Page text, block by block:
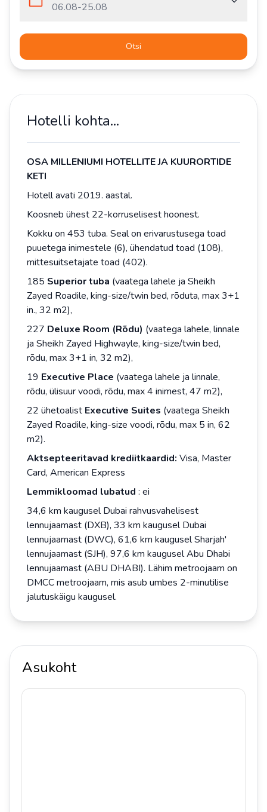
06.08-25.08
Otsi
Hotelli kohta...
OSA MILLENIUMI HOTELLITE JA KUURORTIDE
KETI
Hotell avati 2019. aastal.
Koosneb ühest 22-korruselisest hoonest.
Kokku on 453 tuba. Seal on erivarustusega toad
puuetega inimestele (6), ühendatud toad (108),
mittesuitsetajate toad (402).
185 Superior tuba (vaatega lahele ja Sheikh
Zayed Roadile, king-size/twin bed, rõduta, max 3+1
in., 32 m2),
227 Deluxe Room (Rõdu) (vaatega lahele, linnale
ja Sheikh Zayed Highwayle, king-size/twin bed,
rõdu, max 3+1 in, 32 m2),
19 Executive Place (vaatega lahele ja linnale,
rõdu, ülisuur voodi, rõdu, max 4 inimest, 47 m2),
22 ühetoalist Executive Suites (vaatega Sheikh
Zayed Roadile, king-size voodi, rõdu, max 5 in, 62
m2).
Aktsepteeritavad krediitkaardid: Visa, Master
Card, American Express
Lemmikloomad lubatud : ei
34,6 km kaugusel Dubai rahvusvahelisest
lennujaamast (DXB), 33 km kaugusel Dubai
lennujaamast (DWC), 61,6 km kaugusel Sharjah'
lennujaamast (SJH), 97,6 km kaugusel Abu Dhabi
lennujaamast (ABU DHABI). Lähim metroojaam on
DMCC metroojaam, mis asub umbes 2-minutilise
jalutuskäigu kaugusel.
Asukoht